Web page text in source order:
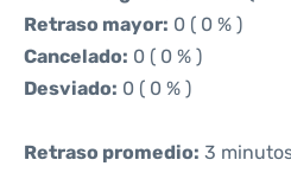
Retraso mayor: 0 ( 0 % )
Cancelado: 0 ( 0 % )
Desviado: 0 ( 0 % )
Retraso promedio: 3